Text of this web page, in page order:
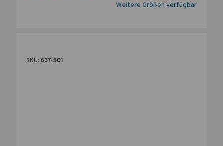
Weitere Größen verfügbar
SKU: 637-501